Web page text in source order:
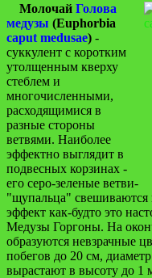
Молочай Голова
медузы (Euphorbia
caput medusae) -
суккулент с коротким
утолщенным кверху
стеблем и
многочисленными,
расходящимися в
разные стороны
ветвями. Наиболее
эффектно выглядит в
подвесных корзинах -
его серо-зеленые ветви-
"щупальца" свешиваются
эффект как-будто это
Медузы Горгоны. На
образуются невзрачные
побегов до 20 см,
вырастают в высоту до